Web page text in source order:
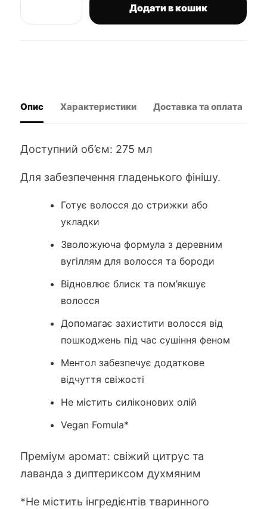
кондиціонер
Додати в кошик
Опис Характеристики Доставка та оплата
Доступний об’єм: 275 мл
Для забезпечення гладенького фінішу.
Готує волосся до стрижки або
укладки
Зволожуюча формула з деревним
вугіллям для волосся та бороди
Відновлює блиск та пом’якшує
волосся
Допомагає захистити волосся від
пошкоджень під час сушіння феном
Ментол забезпечує додаткове
відчуття свіжості
Не містить силіконових олій
Vegan Fomula*
Преміум аромат: свіжий цитрус та
лаванда з диптериксом духмяним
*Не містить інгредієнтів тваринного